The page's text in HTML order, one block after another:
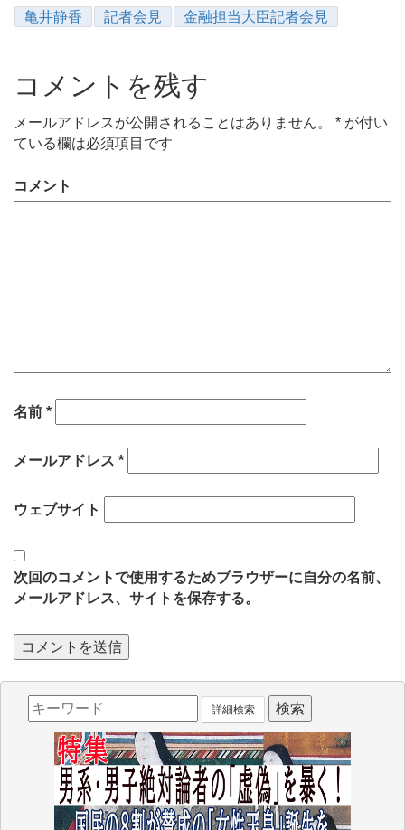
亀井静香 記者会見 金融担当大臣記者会見
コメントを残す
メールアドレスが公開されることはありません。 * が付い
ている欄は必須項目です
コメント
名前 *
メールアドレス *
ウェブサイト
次回のコメントで使用するためブラウザーに自分の名前、
メールアドレス、サイトを保存する。
詳細検索